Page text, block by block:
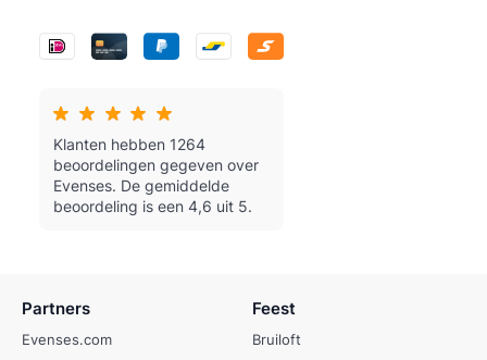
Klanten hebben 1264
beoordelingen gegeven over
Evenses. De gemiddelde
beoordeling is een 4,6 uit 5.
Partners
Evenses.com
Feest
Bruiloft